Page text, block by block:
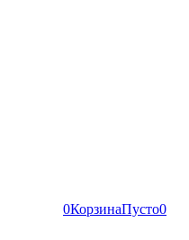
0КорзинаПусто0